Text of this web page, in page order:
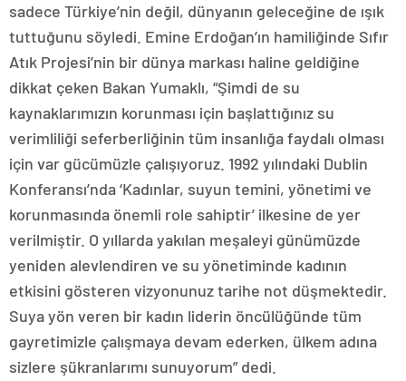
sadece Türkiye’nin değil, dünyanın geleceğine de ışık
tuttuğunu söyledi. Emine Erdoğan’ın hamiliğinde Sıfır
Atık Projesi’nin bir dünya markası haline geldiğine
dikkat çeken Bakan Yumaklı, “Şimdi de su
kaynaklarımızın korunması için başlattığınız su
verimliliği seferberliğinin tüm insanlığa faydalı olması
için var gücümüzle çalışıyoruz. 1992 yılındaki Dublin
Konferansı’nda ‘Kadınlar, suyun temini, yönetimi ve
korunmasında önemli role sahiptir’ ilkesine de yer
verilmiştir. O yıllarda yakılan meşaleyi günümüzde
yeniden alevlendiren ve su yönetiminde kadının
etkisini gösteren vizyonunuz tarihe not düşmektedir.
Suya yön veren bir kadın liderin öncülüğünde tüm
gayretimizle çalışmaya devam ederken, ülkem adına
sizlere şükranlarımı sunuyorum” dedi.